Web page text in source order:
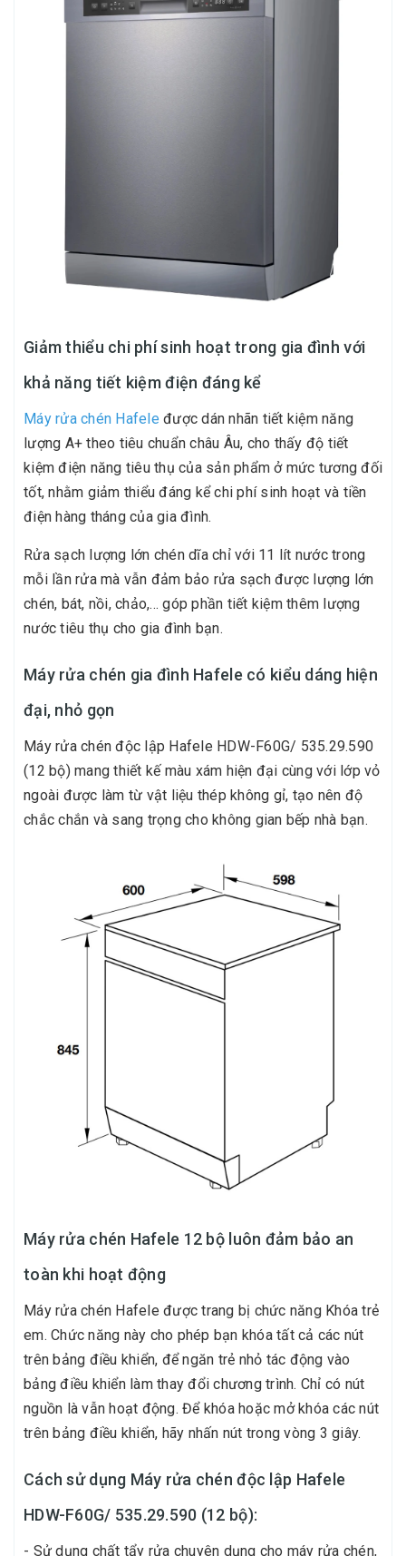
Giảm thiểu chi phí sinh hoạt trong gia đình với
khả năng tiết kiệm điện đáng kể
Máy rửa chén Hafele được dán nhãn tiết kiệm năng
lượng A+ theo tiêu chuẩn châu Âu, cho thấy độ tiết
kiệm điện năng tiêu thụ của sản phẩm ở mức tương đối
tốt, nhằm giảm thiểu đáng kể chi phí sinh hoạt và tiền
điện hàng tháng của gia đình.
Rửa sạch lượng lớn chén dĩa chỉ với 11 lít nước trong
mỗi lần rửa mà vẫn đảm bảo rửa sạch được lượng lớn
chén, bát, nồi, chảo,... góp phần tiết kiệm thêm lượng
nước tiêu thụ cho gia đình bạn.
Máy rửa chén gia đình Hafele có kiểu dáng hiện
đại, nhỏ gọn
Máy rửa chén độc lập Hafele HDW-F60G/ 535.29.590
(12 bộ) mang thiết kế màu xám hiện đại cùng với lớp vỏ
ngoài được làm từ vật liệu thép không gỉ, tạo nên độ
chắc chắn và sang trọng cho không gian bếp nhà bạn.
Máy rửa chén Hafele 12 bộ luôn đảm bảo an
toàn khi hoạt động
Máy rửa chén Hafele được trang bị chức năng Khóa trẻ
em. Chức năng này cho phép bạn khóa tất cả các nút
trên bảng điều khiển, để ngăn trẻ nhỏ tác động vào
bảng điều khiển làm thay đổi chương trình. Chỉ có nút
nguồn là vẫn hoạt động. Để khóa hoặc mở khóa các nút
trên bảng điều khiển, hãy nhấn nút trong vòng 3 giây.
Cách sử dụng Máy rửa chén độc lập Hafele
HDW-F60G/ 535.29.590 (12 bộ):
- Sử dụng chất tẩy rửa chuyên dụng cho máy rửa chén,